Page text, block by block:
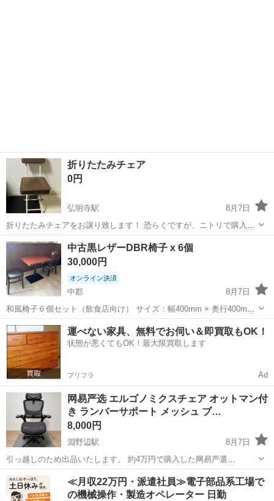
折りたたみチェア
0円
弘明寺駅
8月7日
折りたたみチェアをお譲り致します！ 恐らくですが、ニトリで購入し
たものだったかと思います！ 宜しくお願い致します！
神奈川 横浜市 弘明寺駅 折りたたみ
中古黒レザーDBR椅子 x 6個
30,000円
オンライン決済
中郡
8月7日
和風椅子６個セット（飲食店向け） サイズ：幅400mm × 奥行400mm
× 高さ470mm 数量：6席 状態：傷・使用感あり 和食店で使用してい
た和風椅子です。 使用に伴う傷はありますが、飲食店での営...
神奈川 中郡 椅子
運べない家具、無料でお伺い＆即買取もOK！
状態が悪くてもOK！最大限買取します
プリフラ Ad
网易严选 エルゴノミクスチェア オットマン付
き ランバーサポート メッシュ ブ…
8,000円
淵野辺駅
8月7日
引っ越しのため出品いたします。 約4万円で購入した网易严選
（NetEase）のエルゴノミクスチェアです。機能 * ヘッドレスト付き *
ランバーサポート付き * オットマン（フットレスト）付き * リクライ
ニング機能 *...
神奈川 相模原市 淵野辺駅 椅子
≪月収22万円・派遣社員≫電子部品系工場で
の機械操作・製造オペレーター 日勤